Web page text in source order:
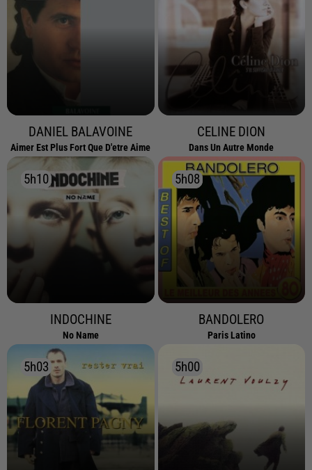
DANIEL BALAVOINE
Aimer Est Plus Fort Que D'etre Aime
CELINE DION
Dans Un Autre Monde
5h10
5h10
INDOCHINE
No Name
5h08
5h08
BANDOLERO
Paris Latino
5h03
5h03 5h00
5h00